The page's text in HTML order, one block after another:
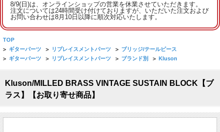
8/9(日)は、オンラインショップの営業を休業させていただきます。
注文については24時間受け付けておりますが、いただいた注文および
お問い合わせは8月10日以降に順次対応いたします。
TOP
> ギターパーツ > リプレイスメントパーツ > ブリッジ/テールピース
> ギターパーツ > リプレイスメントパーツ > ブランド別 > Kluson
Kluson/MILLED BRASS VINTAGE SUSTAIN BLOCK【ブ
ラス】【お取り寄せ商品】